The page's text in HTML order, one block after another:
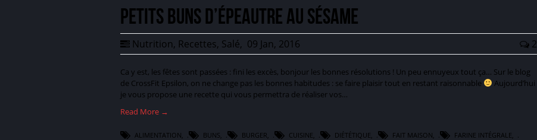
Petits buns d’épeautre au sésame
Nutrition, Recettes, Salé, 09 Jan, 2016 2
Ca y est, les fêtes sont passées : fini les excès, bonjour les bonnes résolutions ! Un peu ennuyeux tout ça… Sur le blog
de CrossFit Epsilon, on ne change pas les bonnes habitudes : se faire plaisir tout en restant raisonnable
Aujourd’hui
je vous propose une recette qui vous permettra de réaliser vos…
Read More →
ALIMENTATION, BUNS, BURGER, CUISINE, DIÉTÉTIQUE, FAIT MAISON, FARINE INTÉGRALE,